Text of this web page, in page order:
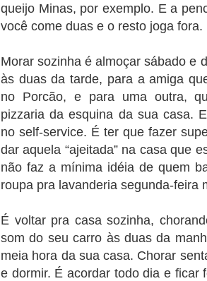
queijo Minas, por exemplo. E a
você come duas e o resto joga fora.
Morar sozinha é almoçar sábado e
às duas da tarde, para a amiga
no Porcão, e para uma outra,
pizzaria da esquina da sua casa.
no self-service. É ter que fazer
dar aquela “ajeitada” na casa que
não faz a mínima idéia de quem
roupa pra lavanderia segunda-feira
É voltar pra casa sozinha,
som do seu carro às duas da
meia hora da sua casa. Chorar
e dormir. É acordar todo dia e ficar